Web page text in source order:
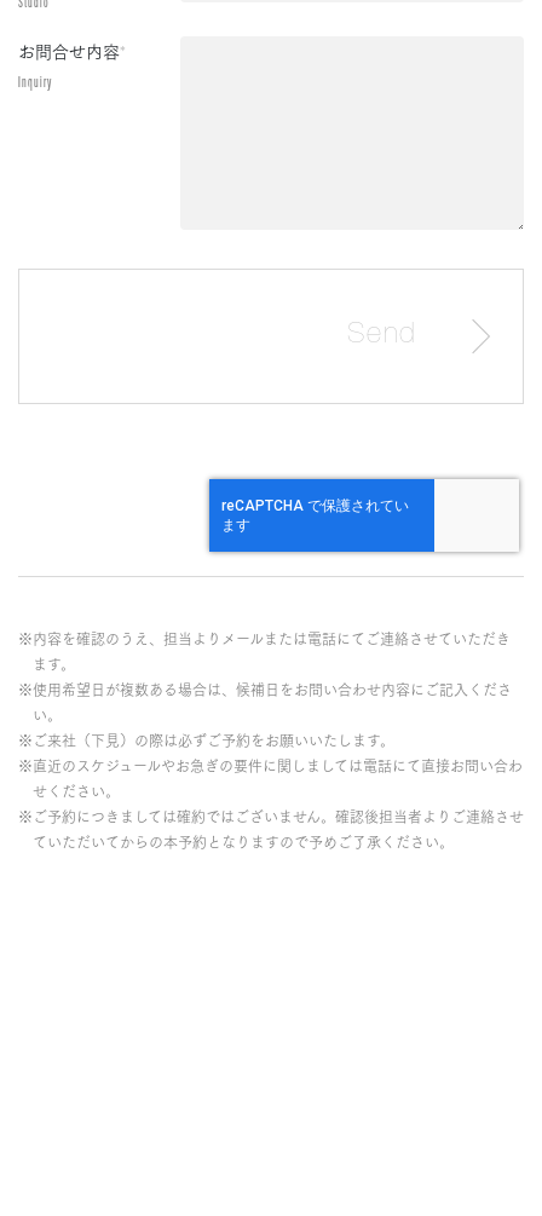
お問合せ内容*
Inquiry
※内容を確認のうえ、担当よりメールまたは電話にてご連絡させていただき
ます。
※使用希望日が複数ある場合は、候補日をお問い合わせ内容にご記入くださ
い。
※ご来社（下見）の際は必ずご予約をお願いいたします。
※直近のスケジュールやお急ぎの要件に関しましては電話にて直接お問い合わ
せください。
※ご予約につきましては確約ではございません。確認後担当者よりご連絡させ
ていただいてからの本予約となりますので予めご了承ください。